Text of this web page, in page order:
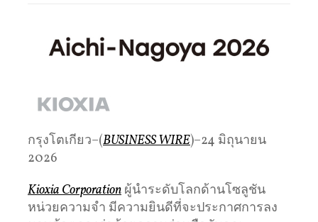
กรุงโตเกียว–(BUSINESS WIRE)–24 มิถุนายน
2026
Kioxia Corporation ผู้นำระดับโลกด้านโซลูชัน
หน่วยความจำ มีความยินดีที่จะประกาศการลง